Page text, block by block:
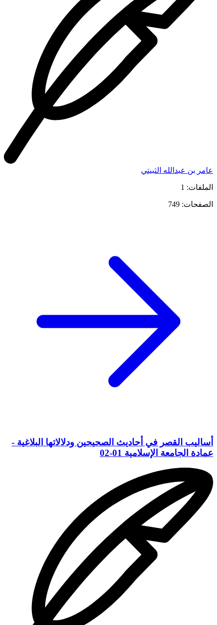
عامر بن عبدالله الثبيتي
الملفات: 1
الصفحات: 749
أساليب القصر في أحاديث الصحيحين ودلالاتها البلاغية -
عمادة الجامعة الإسلامية 01-02